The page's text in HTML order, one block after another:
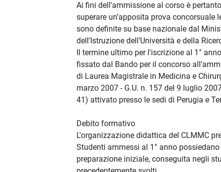
Ai fini dell’ammissione al corso è
superare un’apposita prova concorsuale
sono definite su base nazionale dal
dell’Istruzione dell’Università e della
Il termine ultimo per l'iscrizione al 1°
fissato dal Bando per il concorso
di Laurea Magistrale in Medicina e
marzo 2007 - G.U. n. 157 del 9 luglio
41) attivato presso le sedi di Perugia e
Debito formativo
L'organizzazione didattica del CLMMC
Studenti ammessi al 1° anno
preparazione iniziale, conseguita negli